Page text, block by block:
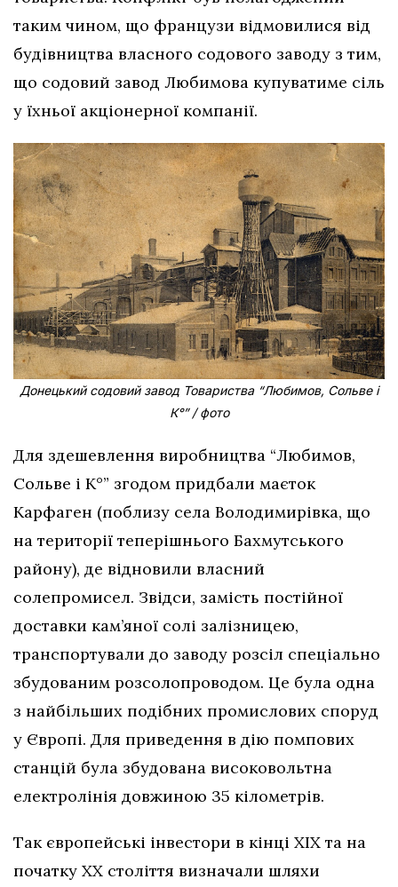
таким чином, що французи відмовилися від
будівництва власного содового заводу з тим,
що содовий завод Любимова купуватиме сіль
у їхньої акціонерної компанії.
Донецький содовий завод Товариства “Любимов, Сольве і
К°” / фото
Для здешевлення виробництва “Любимов,
Сольве і К°” згодом придбали маєток
Карфаген (поблизу села Володимирівка, що
на території теперішнього Бахмутського
району), де відновили власний
солепромисел. Звідси, замість постійної
доставки кам’яної солі залізницею,
транспортували до заводу розсіл спеціально
збудованим розсолопроводом. Це була одна
з найбільших подібних промислових споруд
у Європі. Для приведення в дію помпових
станцій була збудована високовольтна
електролінія довжиною 35 кілометрів.
Так європейські інвестори в кінці ХІХ та на
початку ХХ століття визначали шляхи